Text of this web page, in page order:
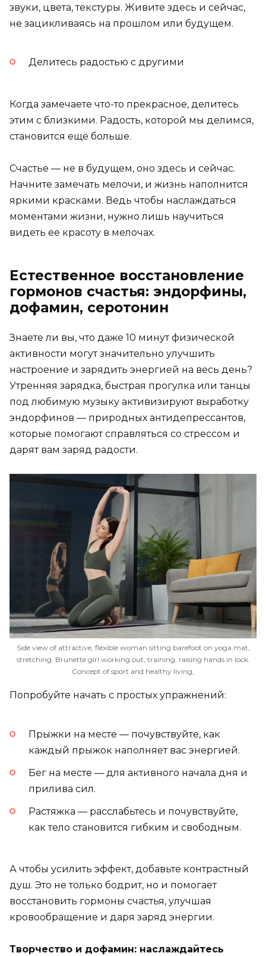
звуки, цвета, текстуры. Живите здесь и сейчас,
не зацикливаясь на прошлом или будущем.
Делитесь радостью с другими
Когда замечаете что-то прекрасное, делитесь
этим с близкими. Радость, которой мы делимся,
становится ещё больше.
Счастье — не в будущем, оно здесь и сейчас.
Начните замечать мелочи, и жизнь наполнится
яркими красками. Ведь чтобы наслаждаться
моментами жизни, нужно лишь научиться
видеть ее красоту в мелочах.
Естественное восстановление
гормонов счастья: эндорфины,
дофамин, серотонин
Знаете ли вы, что даже 10 минут физической
активности могут значительно улучшить
настроение и зарядить энергией на весь день?
Утренняя зарядка, быстрая прогулка или танцы
под любимую музыку активизируют выработку
эндорфинов — природных антидепрессантов,
которые помогают справляться со стрессом и
дарят вам заряд радости.
Side view of attractive, flexible woman sitting barefoot on yoga mat,
stretching. Brunette girl working out, training, raising hands in lock.
Concept of sport and healthy living,
Попробуйте начать с простых упражнений:
Прыжки на месте — почувствуйте, как
каждый прыжок наполняет вас энергией.
Бег на месте — для активного начала дня и
прилива сил.
Растяжка — расслабьтесь и почувствуйте,
как тело становится гибким и свободным.
А чтобы усилить эффект, добавьте контрастный
душ. Это не только бодрит, но и помогает
восстановить гормоны счастья, улучшая
кровообращение и даря заряд энергии.
Творчество и дофамин: наслаждайтесь